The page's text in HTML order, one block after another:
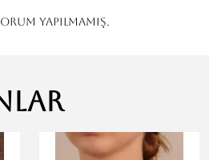
yapılmamış.